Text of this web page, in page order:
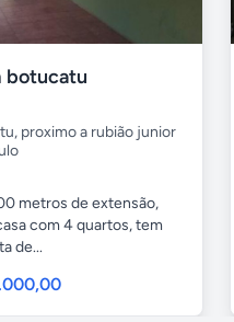
botucatu
, proximo a rubião junior
metros de extensão,
com 4 quartos, tem
de...